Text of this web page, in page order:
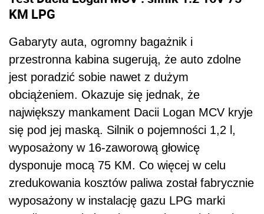
KM LPG
Gabaryty auta, ogromny bagażnik i
przestronna kabina sugerują, że auto zdolne
jest poradzić sobie nawet z dużym
obciążeniem. Okazuje się jednak, że
największy mankament Dacii Logan MCV kryje
się pod jej maską. Silnik o pojemności 1,2 l,
wyposażony w 16-zaworową głowicę
dysponuje mocą 75 KM. Co więcej w celu
zredukowania kosztów paliwa został fabrycznie
wyposażony w instalację gazu LPG marki